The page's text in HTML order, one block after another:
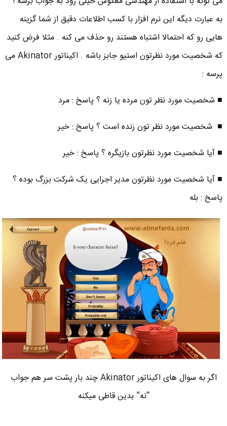
به عبارت دیگه این نرم افزار با کسب اطلاعات دقیق از شما گزینه
هایی رو که احتمالا اشتباه هستند رو حذف می کنه . مثلا فرض کنید
که شخصیت مورد نظرتون استیو جابز باشه . اکیناتور Akinator می
پرسه :
■ شخصیت مورد نظر تون مرده یا زنه ؟ پاسخ : مرد
■ شخصیت مورد نظر تون زنده است ؟ پاسخ : خیر
■ آیا شخصیت مورد نظرتون بازیگره ؟ پاسخ : خیر
■ آیا شخصیت مورد نظرتون مدیر اجرایی یک شرکت بزرگ بوده ؟
پاسخ : بله
اگر به سوال های اکیناتور Akinator چند بار پشت سر هم جواب
“نه” بدین قاطی میکنه